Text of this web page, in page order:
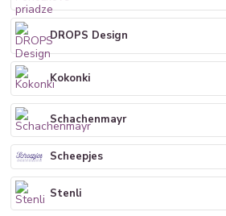
DROPS Design
Kokonki
Schachenmayr
Scheepjes
Stenli